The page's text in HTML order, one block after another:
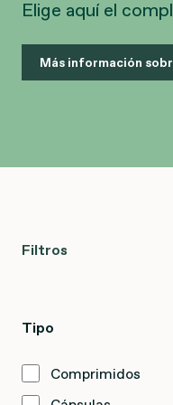
Elige aquí el
Más información
Filtros
Tipo
Comprimidos